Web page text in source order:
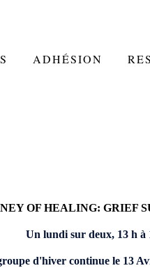
ADHÉSION
OF HEALING: GRIEF
Un lundi sur deux, 13 h à
d'hiver continue le 13